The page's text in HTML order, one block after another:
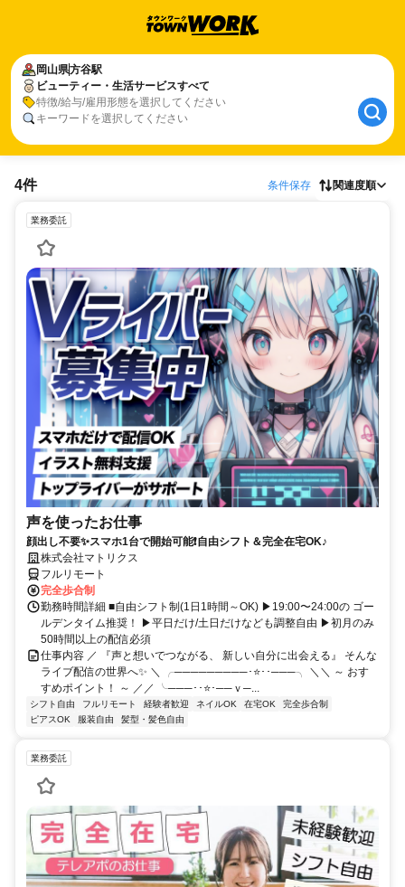
岡山県方谷駅
ビューティー・生活サービスすべて
特徴/給与/雇用形態を選択してください
キーワードを選択してください
4件 条件保存 関連度順
業務委託
声を使ったお仕事
顔出し不要✨スマホ1台で開始可能❗自由シフト＆完全在宅OK♪
株式会社マトリクス
フルリモート
完全歩合制
勤務時間詳細 ■自由シフト制(1日1時間～OK) ▶19:00〜24:00の ゴー
ルデンタイム推奨！ ▶平日だけ/土日だけなども調整自由 ▶初月のみ
50時間以上の配信必須
仕事内容 ／ 『声と想いでつながる、 新しい自分に出会える』 そんな
ライブ配信の世界へ✨ ＼ ╭─────────･⭐･･───╮ ＼＼ ～ おす
すめポイント！ ～ ／／ ╰───･･⭐･──ｖ─...
シフト自由 フルリモート 経験者歓迎 ネイルOK 在宅OK
完全歩合制
ピアスOK
服装自由 髪型・髪色自由
業務委託